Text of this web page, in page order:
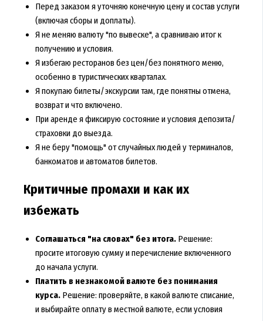
Перед заказом я уточняю конечную цену и состав услуги
(включая сборы и доплаты).
Я не меняю валюту "по вывеске", а сравниваю итог к
получению и условия.
Я избегаю ресторанов без цен/без понятного меню,
особенно в туристических кварталах.
Я покупаю билеты/экскурсии там, где понятны отмена,
возврат и что включено.
При аренде я фиксирую состояние и условия депозита/
страховки до выезда.
Я не беру "помощь" от случайных людей у терминалов,
банкоматов и автоматов билетов.
Критичные промахи и как их
избежать
Соглашаться "на словах" без итога.Решение:
просите итоговую сумму и перечисление включенного
до начала услуги.
Платить в незнакомой валюте без понимания
курса.Решение: проверяйте, в какой валюте списание,
и выбирайте оплату в местной валюте, если условия